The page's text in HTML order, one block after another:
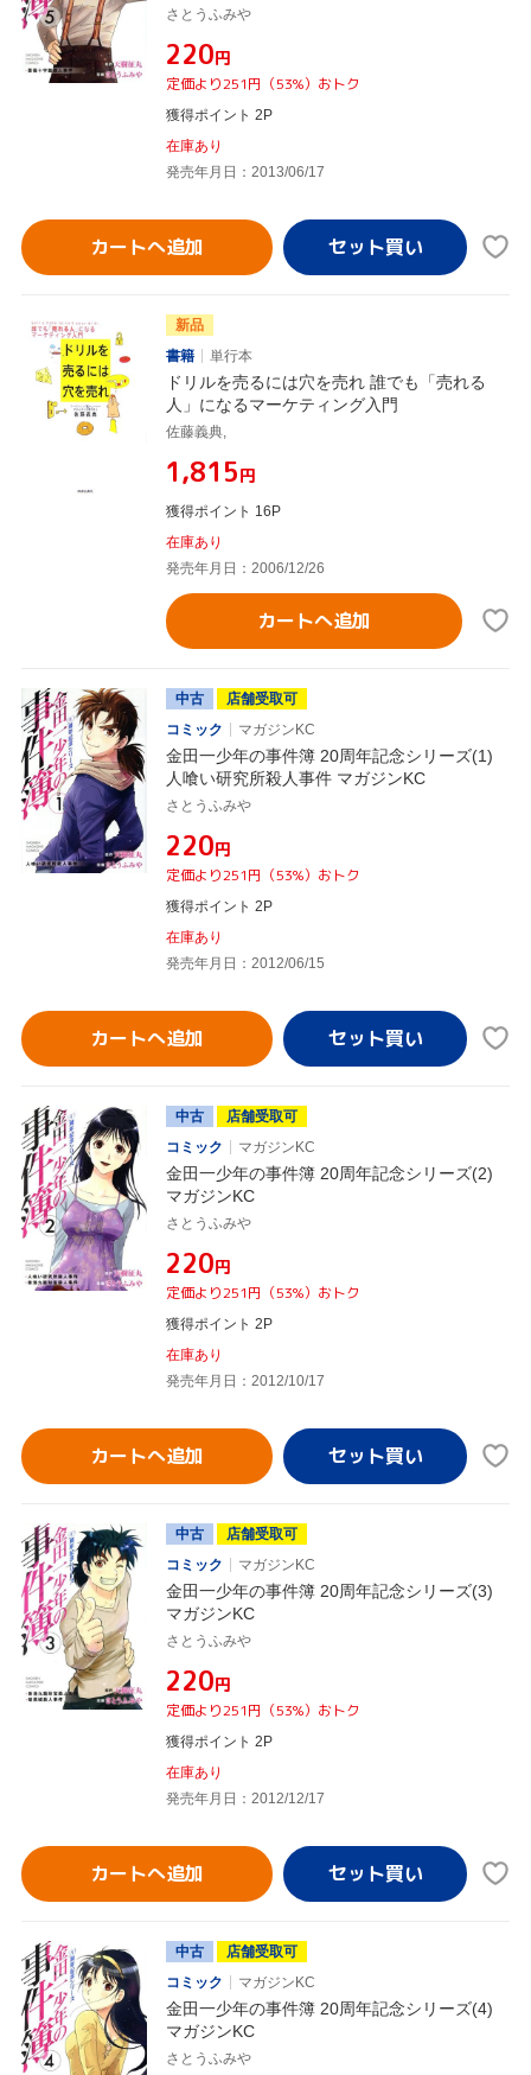
さとうふみや
¥220円
定価より251円（53%）おトク
獲得ポイント 2P
在庫あり
発売年月日：2013/06/17
カートへ追加
新品
書籍
単行本
ドリルを売るには穴を売れ 誰でも「売れる
人」になるマーケティング入門
佐藤義典,
¥1,815円
獲得ポイント 16P
在庫あり
発売年月日：2006/12/26
カートへ追加
中古
店舗受取可
コミック
マガジンKC
金田一少年の事件簿 20周年記念シリーズ(1)
人喰い研究所殺人事件 マガジンKC
さとうふみや
¥220円
定価より251円（53%）おトク
獲得ポイント 2P
在庫あり
発売年月日：2012/06/15
カートへ追加
中古
店舗受取可
コミック
マガジンKC
金田一少年の事件簿 20周年記念シリーズ(2)
マガジンKC
さとうふみや
¥220円
定価より251円（53%）おトク
獲得ポイント 2P
在庫あり
発売年月日：2012/10/17
カートへ追加
中古
店舗受取可
コミック
マガジンKC
金田一少年の事件簿 20周年記念シリーズ(3)
マガジンKC
さとうふみや
¥220円
定価より251円（53%）おトク
獲得ポイント 2P
在庫あり
発売年月日：2012/12/17
カートへ追加
中古
店舗受取可
コミック
マガジンKC
金田一少年の事件簿 20周年記念シリーズ(4)
マガジンKC
さとうふみや